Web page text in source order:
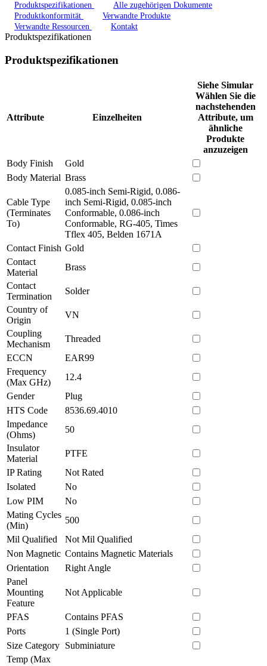
Produktspezifikationen
Alle zugehörigen Dokumente
Produktkonformität
Verwandte Produkte
Verwandte Ressourcen
Kontakt
Produktspezifikationen
Produktspezifikationen
Attribute Einzelheiten
Siehe Simular
Wählen Sie die
nachstehenden
Attribute, um
ähnliche
Produkte
anzuzeigen
Body Finish
Gold
Body Material Brass
Cable Type
(Terminates
To)
0.085-inch Semi-Rigid, 0.086-
inch Semi-Rigid, 0.085-inch
Conformable, 0.086-inch
Conformable, RG-405, Times
Tflex 405, Belden 1671A
Contact Finish Gold
Contact
Material
Brass
Contact
Termination
Solder
Country of
Origin
VN
Coupling
Mechanism
Threaded
ECCN
EAR99
Frequency
(Max GHz)
12.4
Gender
Plug
HTS Code
8536.69.4010
Impedance
(Ohms)
50
Insulator
Material
PTFE
IP Rating
Not Rated
Isolated
No
Low PIM
No
Mating Cycles
(Min)
500
Mil Qualified
Not Mil Qualified
Non Magnetic Contains Magnetic Materials
Orientation
Right Angle
Panel
Mounting
Feature
Not Applicable
PFAS
Contains PFAS
Ports
1 (Single Port)
Size Category Subminiature
Temp (Max